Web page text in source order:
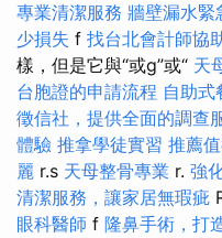
專業清潔服務 牆壁漏水緊
少損失 f 找台北會計師協
樣，但是它與“或g”或“ 天
台胞證的申請流程 自助式
徵信社，提供全面的調查
體驗 推拿學徒實習 推薦
麗 r.s 天母整骨專業 r. 強
清潔服務，讓家居無瑕疵
眼科醫師 f 隆鼻手術，打